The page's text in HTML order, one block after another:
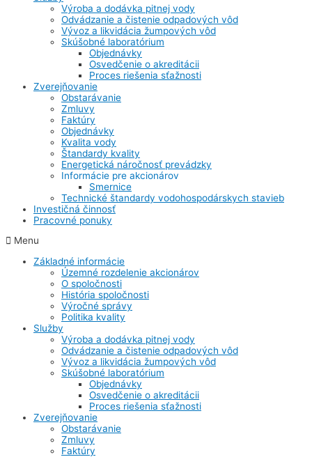
Výroba a dodávka pitnej vody
Odvádzanie a čistenie odpadových vôd
Vývoz a likvidácia žumpových vôd
Skúšobné laboratórium
Objednávky
Osvedčenie o akreditácii
Proces riešenia sťažnosti
Zverejňovanie
Obstarávanie
Zmluvy
Faktúry
Objednávky
Kvalita vody
Štandardy kvality
Energetická náročnosť prevádzky
Informácie pre akcionárov
Smernice
Technické štandardy vodohospodárskych stavieb
Investičná činnosť
Pracovné ponuky
Menu
Základné informácie
Územné rozdelenie akcionárov
O spoločnosti
História spoločnosti
Výročné správy
Politika kvality
Služby
Výroba a dodávka pitnej vody
Odvádzanie a čistenie odpadových vôd
Vývoz a likvidácia žumpových vôd
Skúšobné laboratórium
Objednávky
Osvedčenie o akreditácii
Proces riešenia sťažnosti
Zverejňovanie
Obstarávanie
Zmluvy
Faktúry